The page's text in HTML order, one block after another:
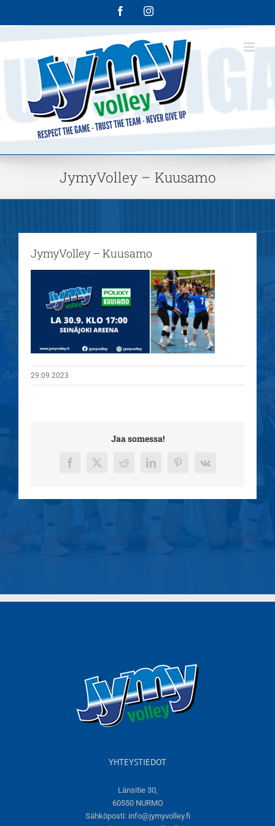
FacebookInstagram
JymyVolley – Kuusamo
JymyVolley – Kuusamo
29.09.2023
Jaa somessa!
Facebook
X RedditLinkedInPinterest
Vk
YHTEYSTIEDOT
Länsitie 30,
60550 NURMO
Sähköposti: info@jymyvolley.fi